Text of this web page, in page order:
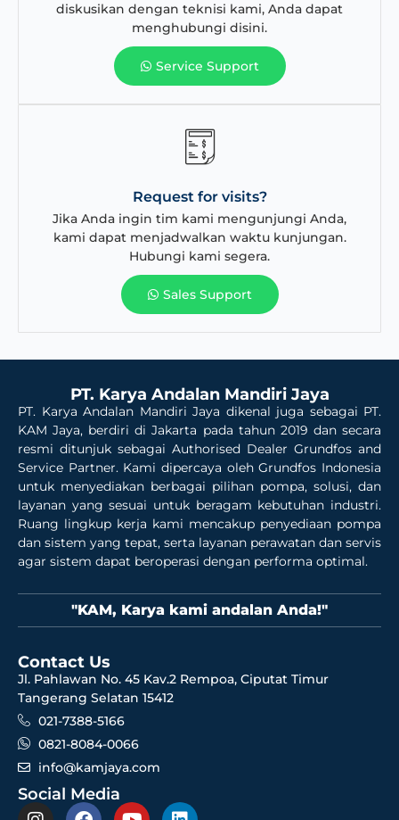
diskusikan dengan teknisi kami, Anda dapat
menghubungi disini.
Service Support
Request for visits?
Jika Anda ingin tim kami mengunjungi Anda,
kami dapat menjadwalkan waktu kunjungan.
Hubungi kami segera.
Sales Support
PT. Karya Andalan Mandiri Jaya
PT. Karya Andalan Mandiri Jaya dikenal juga sebagai PT.
KAM Jaya, berdiri di Jakarta pada tahun 2019 dan secara
resmi ditunjuk sebagai Authorised Dealer Grundfos and
Service Partner. Kami dipercaya oleh Grundfos Indonesia
untuk menyediakan berbagai pilihan pompa, solusi, dan
layanan yang sesuai untuk beragam kebutuhan industri.
Ruang lingkup kerja kami mencakup penyediaan pompa
dan sistem yang tepat, serta layanan perawatan dan servis
agar sistem dapat beroperasi dengan performa optimal.
"KAM, Karya kami andalan Anda!"
Contact Us
Jl. Pahlawan No. 45 Kav.2 Rempoa, Ciputat Timur
Tangerang Selatan 15412
021-7388-5166
0821-8084-0066
info@kamjaya.com
Social Media